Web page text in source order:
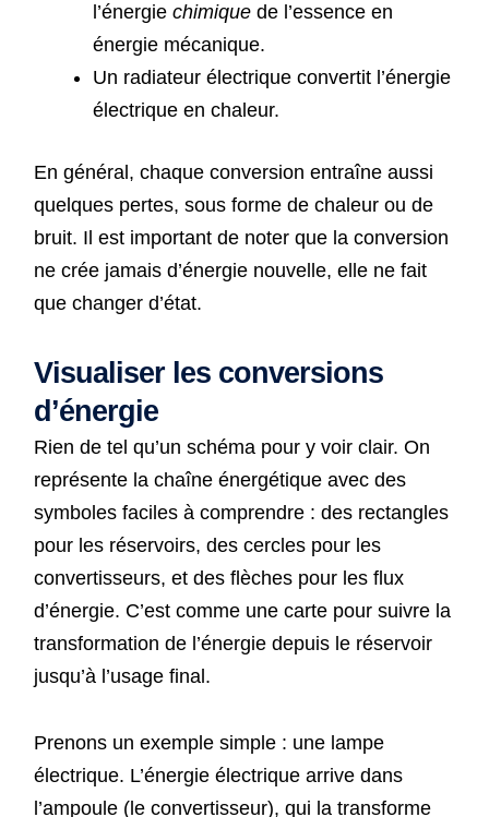
l’énergie chimiquede l’essence en
énergie mécanique.
Un radiateur électrique convertit l’énergie
électrique en chaleur.
En général, chaque conversion entraîne aussi
quelques pertes, sous forme de chaleur ou de
bruit. Il est important de noter que la conversion
ne crée jamais d’énergie nouvelle, elle ne fait
que changer d’état.
Visualiser les conversions
d’énergie
Rien de tel qu’un schéma pour y voir clair. On
représente la chaîne énergétique avec des
symboles faciles à comprendre : des rectangles
pour les réservoirs, des cercles pour les
convertisseurs, et des flèches pour les flux
d’énergie. C’est comme une carte pour suivre la
transformation de l’énergie depuis le réservoir
jusqu’à l’usage final.
Prenons un exemple simple : une lampe
électrique. L’énergie électrique arrive dans
l’ampoule (le convertisseur), qui la transforme